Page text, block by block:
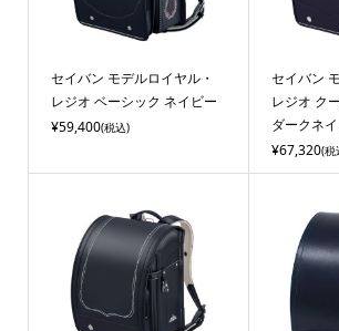
セイバン モデルロイヤル・
レジオ ベーシック ネイビー
¥59,400(税込)
セイバン
レジオ ク
ダークネ
¥67,320(税